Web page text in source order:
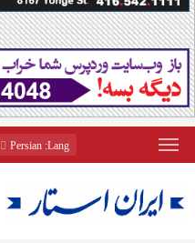
Lang
: Persian